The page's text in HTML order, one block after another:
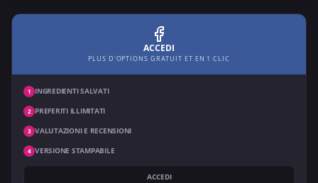
ACCEDI
PLUS D'OPTIONS GRATUIT ET EN 1 CLIC
1 INGREDIENTI SALVATI
2 PREFERITI ILLIMITATI
3 VALUTAZIONI E RECENSIONI
4 VERSIONE STAMPABILE
ACCEDI